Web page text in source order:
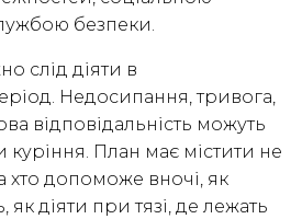
безпеки.
слід діяти в
Недосипання, тривога,
відповідальність можуть
План має містити не
хто допоможе вночі, як
як діяти при тязі, де лежать